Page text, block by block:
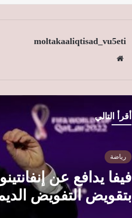
moltakaaliqtisad_vu5eti
الوي
ب
أقرأ التالي
رياضة
فيفا يدافع عن
بتقويض التفويض